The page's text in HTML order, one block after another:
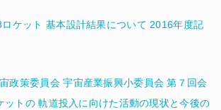
ケット 基本設計結果について 2016年度記
政策委員会 宇宙産業振興小委員会 第７回会
トの 軌道投入に向けた活動の現状と今後の